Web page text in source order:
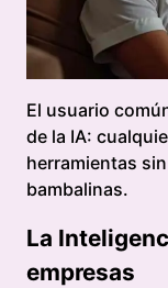
El usuario
de la IA:
herramientas
bambalinas.
La
empresas